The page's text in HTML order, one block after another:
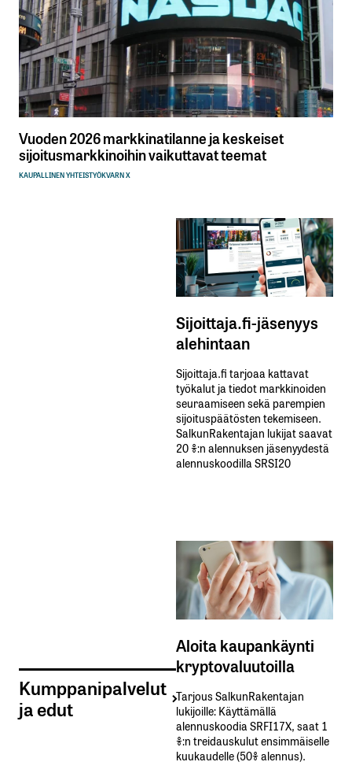
Vuoden 2026 markkinatilanne ja keskeiset
sijoitusmarkkinoihin vaikuttavat teemat
KAUPALLINEN YHTEISTYÖKVARN X
Kumppanipalvelut
ja edut
Sijoittaja.fi-jäsenyys
alehintaan
Sijoittaja.fi tarjoaa kattavat
työkalut ja tiedot markkinoiden
seuraamiseen sekä parempien
sijoituspäätösten tekemiseen.
SalkunRakentajan lukijat saavat
20 %:n alennuksen jäsenyydestä
alennuskoodilla SRSI20
Aloita kaupankäynti
kryptovaluutoilla
Tarjous SalkunRakentajan
lukijoille: Käyttämällä​ ​
alennuskoodia​ ​SRFI17X,​ ​saat​ ​1
%:n treidauskulut​ ​ensimmäiselle​ ​
kuukaudelle​ ​(50%​ ​alennus).